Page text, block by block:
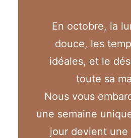
En octobre, la
douce, les
idéales, et le
toute sa
Nous vous
une semaine
jour devient une